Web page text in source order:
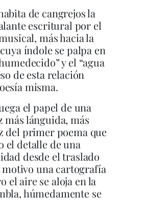
de cangrejos la
escritural por el
más hacia la
índole se palpa en
y el “agua
de esta relación
misma.
el papel de una
lánguida, más
del primer poema que
el detalle de una
desde el traslado
motivo una cartografía
el aire se aloja en la
húmedamente se